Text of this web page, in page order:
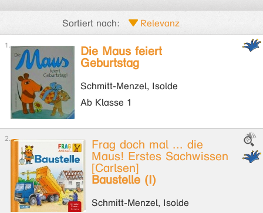
Sortiert nach:
Die Maus feiert
Geburtstag
Schmitt-Menzel, Isolde
Ab Klasse 1
Frag doch mal ... die
Maus! Erstes Sachwissen
[Carlsen]
Baustelle (I)
Schmitt-Menzel, Isolde